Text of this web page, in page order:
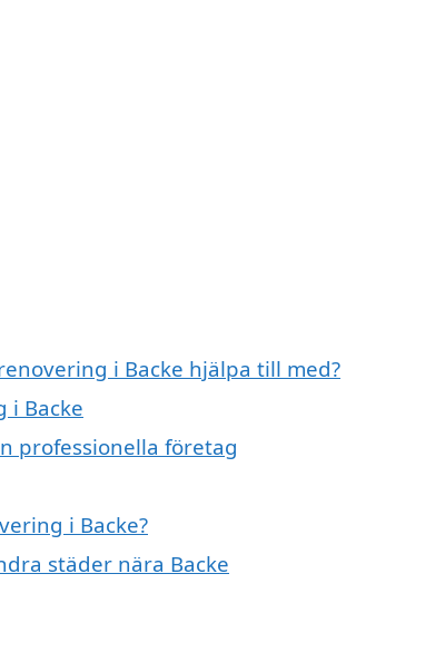
i Backe hjälpa till med?
i Backe
professionella företag
i Backe?
städer nära Backe